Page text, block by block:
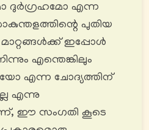
ദുര്‍ഗ്രഹമോ എന്ന
പുതിയ
മാറ്റങ്ങൾക്ക് ഇപ്പോൾ
എന്തെങ്കിലും
എന്ന ചോദ്യത്തിന്
എന്നു
ഈ സംഗതി കൂടെ